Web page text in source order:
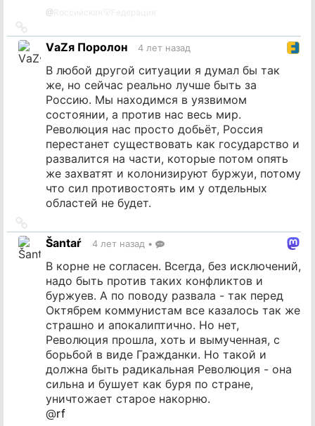
@
на
источник
VаZя Поролон 4 лет назад
В любой другой ситуации я думал бы так
же, но сейчас реально лучше быть за
Россию. Мы находимся в уязвимом
состоянии, а против нас весь мир.
Революция нас просто добьёт, Россия
перестанет существовать как государство и
развалится на части, которые потом опять
же захватят и колонизируют буржуи, потому
что сил противостоять им у отдельных
областей не будет.
на
источник
Šantaŕ 4 лет назад •
В корне не согласен. Всегда, без исключений,
надо быть против таких конфликтов и
буржуев. А по поводу развала - так перед
Октябрем коммунистам все казалось так же
страшно и апокалиптично. Но нет,
Революция прошла, хоть и вымученная, с
борьбой в виде Гражданки. Но такой и
должна быть радикальная Революция - она
сильна и бушует как буря по стране,
уничтожает старое накорню.
@rf